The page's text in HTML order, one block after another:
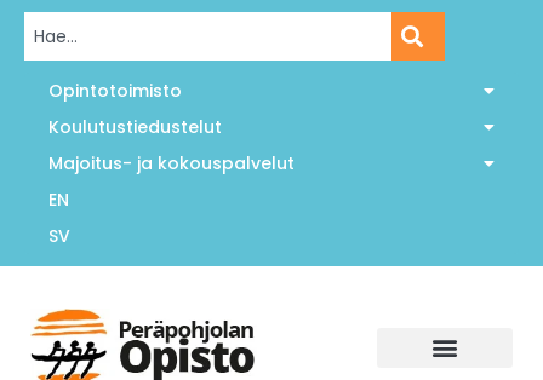
Opintotoimisto
Koulutustiedustelut
Majoitus- ja kokouspalvelut
EN
SV